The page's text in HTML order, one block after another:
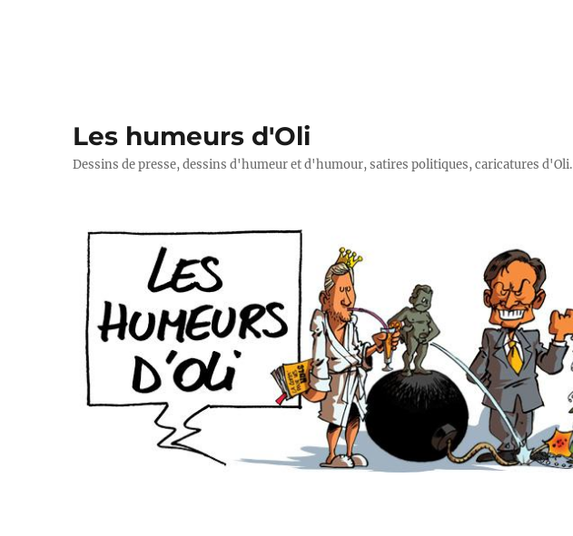
Les humeurs d'Oli
Dessins de presse, dessins d'humeur et d'humour, satires politiques, caricatures d'Oli.